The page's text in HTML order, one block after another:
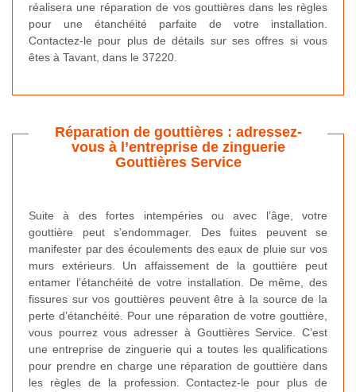
réalisera une réparation de vos gouttières dans les règles
pour une étanchéité parfaite de votre installation.
Contactez-le pour plus de détails sur ses offres si vous
êtes à Tavant, dans le 37220.
Réparation de gouttières : adressez-
vous à l’entreprise de zinguerie
Gouttières Service
Suite à des fortes intempéries ou avec l’âge, votre
gouttière peut s’endommager. Des fuites peuvent se
manifester par des écoulements des eaux de pluie sur vos
murs extérieurs. Un affaissement de la gouttière peut
entamer l’étanchéité de votre installation. De même, des
fissures sur vos gouttières peuvent être à la source de la
perte d’étanchéité. Pour une réparation de votre gouttière,
vous pourrez vous adresser à Gouttières Service. C’est
une entreprise de zinguerie qui a toutes les qualifications
pour prendre en charge une réparation de gouttière dans
les règles de la profession. Contactez-le pour plus de